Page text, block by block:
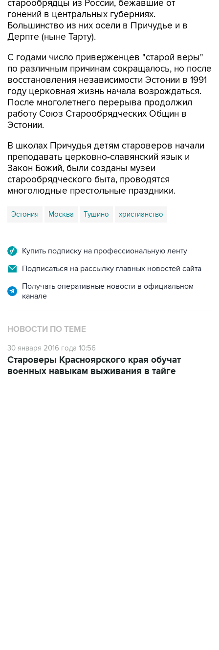
старообрядцы из России, бежавшие от
гонений в центральных губерниях.
Большинство из них осели в Причудье и в
Дерпте (ныне Тарту).
С годами число приверженцев "старой веры"
по различным причинам сокращалось, но после
восстановления независимости Эстонии в 1991
году церковная жизнь начала возрождаться.
После многолетнего перерыва продолжил
работу Союз Старообрядческих Общин в
Эстонии.
В школах Причудья детям староверов начали
преподавать церковно-славянский язык и
Закон Божий, были созданы музеи
старообрядческого быта, проводятся
многолюдные престольные праздники.
Эстония Москва Тушино христианство
Купить подписку на профессиональную ленту
Подписаться на рассылку главных новостей сайта
Получать оперативные новости в официальном
канале
НОВОСТИ ПО ТЕМЕ
30 января 2016 года 10:56
Староверы Красноярского края обучат
военных навыкам выживания в тайге